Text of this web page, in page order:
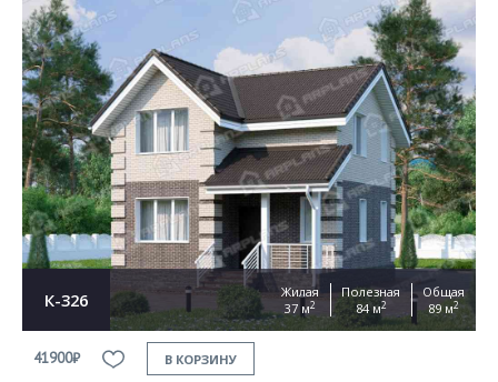
К-326
Жилая
37 м2
Полезная
84 м2
Общая
89 м2
41900₽ В КОРЗИНУ